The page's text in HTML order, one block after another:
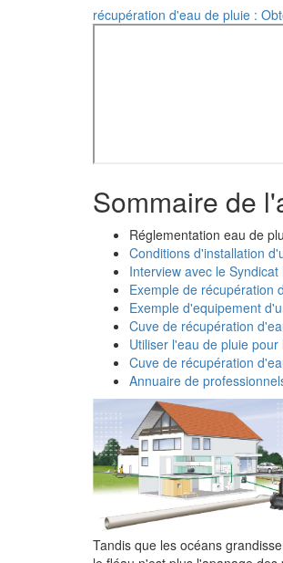
récupération d'eau de pluie :
Sommaire de
Réglementation eau de
Conditions d'installation
Interview avec le
Exemple de récupération
Exemple d'equipement
Cuve de récupération
Utiliser l'eau de pluie
Cuve de récupération
Annuaire de
Tandis que les océans